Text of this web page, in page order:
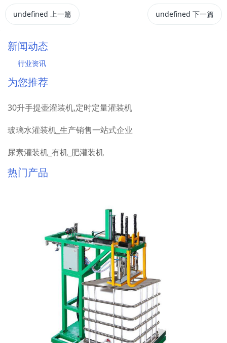
undefined 上一篇 undefined 下一篇
新闻动态
行业资讯
为您推荐
30升手提壶灌装机,定时定量灌装机
玻璃水灌装机_生产销售一站式企业
尿素灌装机_有机_肥灌装机
热门产品